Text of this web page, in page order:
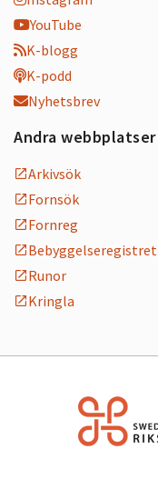
YouTube
K-blogg
K-podd
Nyhetsbrev
Andra webbplatser
Arkivsök
Fornsök
Fornreg
Bebyggelseregistret
Runor
Kringla